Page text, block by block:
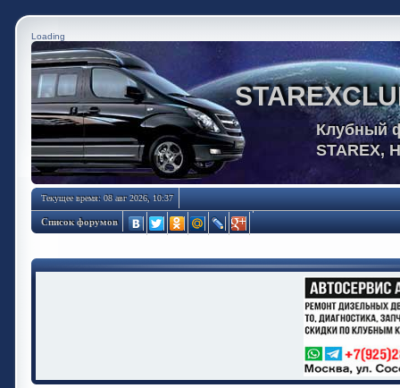
Loading
Клубный
STAREX,
Текущее время: 08 авг 2026, 10:37
Список форумов